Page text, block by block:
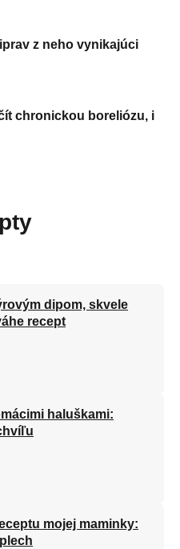
z neho vynikajúci
chronickou boreliózu, i
dipom, skvele
recept
haluškami:
mojej maminky: